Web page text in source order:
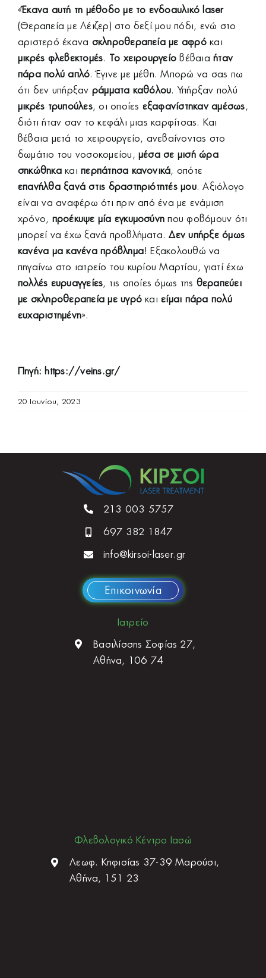
«Έκανα αυτή τη μέθοδο με το ενδοαυλικό laser
(Θεραπεία με Λέιζερ) στο δεξί μου πόδι, ενώ στο
αριστερό έκανα σκληροθεραπεία με αφρόκαι
μικρές φλεβεκτομές. Το χειρουργείοβέβαια ήταν
πάρα πολύ απλό. Έγινε με μέθη. Μπορώ να σας πω
ότι δεν υπήρξαν ράμματα καθόλου. Υπήρξαν πολύ
μικρές τρυπούλες, οι οποίες εξαφανίστηκαν αμέσως,
διότι ήταν σαν το κεφάλι μιας καρφίτσας. Και
βέβαια μετά το χειρουργείο, ανεβαίνοντας στο
δωμάτιο του νοσοκομείου,μέσα σε μισή ώρα
σηκώθηκακαιπερπάτησα κανονικά, οπότε
επανήλθα ξανά στις δραστηριότητές μου. Αξιόλογο
είναι να αναφέρω ότι πριν από ένα με ενάμιση
χρόνο, προέκυψε μία εγκυμοσύνη που φοβόμουν ότι
μπορεί να έχω ξανά προβλήματα.Δεν υπήρξε όμως
κανένα μα κανένα πρόβλημα! Εξακολουθώ να
πηγαίνω στο ιατρείο του κυρίου Μαρτίου, γιατί έχω
πολλές ευρυαγγείες, τις οποίες όμως της θεραπεύει
με σκληροθεραπεία με υγρό καιείμαι πάρα πολύ
ευχαριστημένη».
Πηγή: https://veins.gr/
20 Ιουνίου, 2023
213 003 5757
697 382 1847
info@kirsoi-laser.gr
Επικοινωνία
Ιατρείο
Βασιλίσσης Σοφίας 27,
Αθήνα, 106 74
Φλεβολογικό Κέντρο Ιασώ
Λεωφ. Κηφισίας 37-39 Μαρούσι,
Αθήνα, 151 23